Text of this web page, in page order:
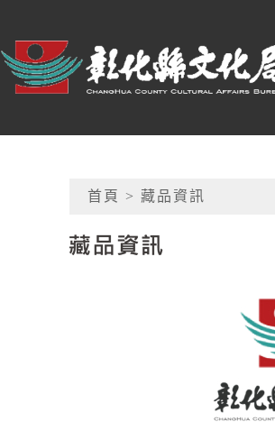
彰化縣文化局
網頁導覽
首頁 > 藏品資訊
藏品資訊